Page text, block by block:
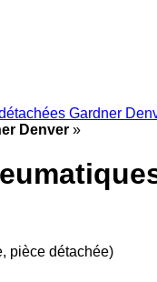
Gardner
Denver »
pièce détachée)